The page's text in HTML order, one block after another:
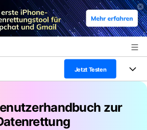
Jetzt Testen
zur